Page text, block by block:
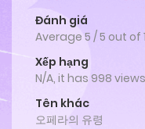
Đánh giá
Average 5 /5 out of 1
Xếp hạng
N/A, it has 998 views
Tên khác
오페라의 유령